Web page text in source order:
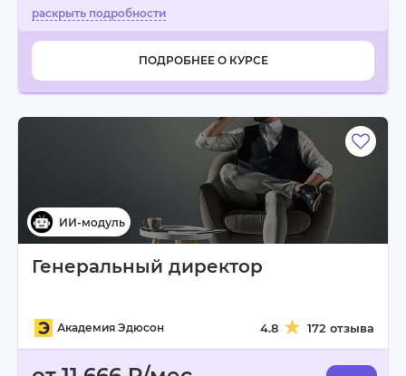
ПОДРОБНЕЕ О КУРСЕ
Генеральный директор
Академия Эдюсон 4.8 172 отзыва